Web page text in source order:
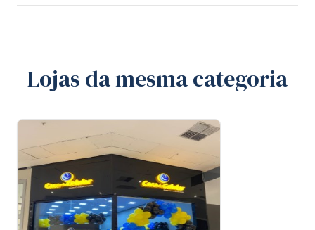
Lojas da mesma categoria